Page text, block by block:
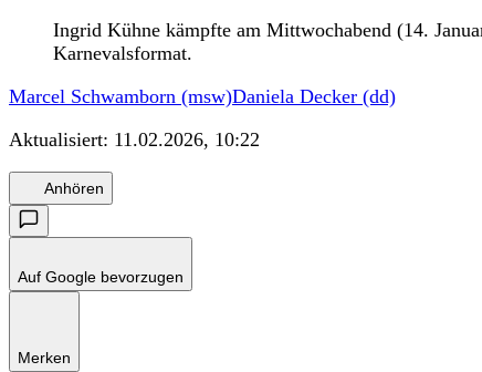
Ingrid Kühne kämpfte am Mittwochabend (14.
Karnevalsformat.
Marcel Schwamborn (msw)Daniela Decker (dd)
Aktualisiert: 11.02.2026, 10:22
Anhören
Auf Google bevorzugen
Merken